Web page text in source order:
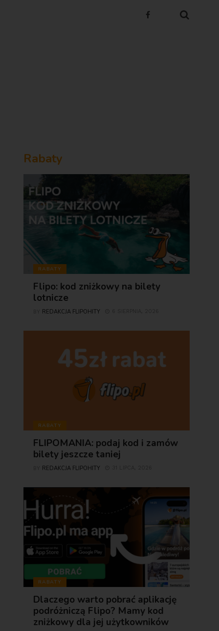
Rabaty
RABATY
Flipo: kod zniżkowy na bilety
lotnicze
REDAKCJA FLIPOHITY
RABATY
FLIPOMANIA: podaj kod i zamów
bilety jeszcze taniej
REDAKCJA FLIPOHITY
RABATY
Dlaczego warto pobrać aplikację
podróżniczą Flipo? Mamy kod
zniżkowy dla jej użytkowników